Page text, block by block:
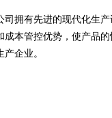
司拥有先进的现代化生
成本管控优势，使产品
企业。